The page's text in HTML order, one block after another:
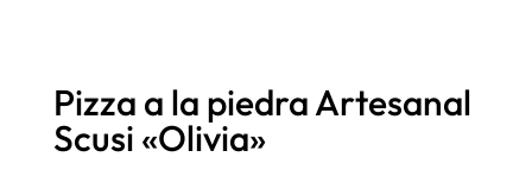
Pizza a la piedra Artesanal
Scusi «Olivia»